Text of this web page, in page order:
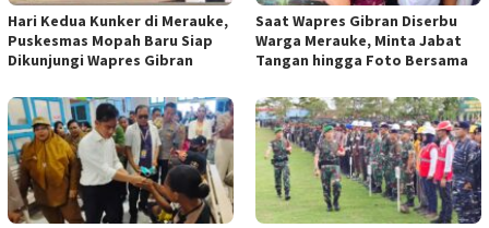
Hari Kedua Kunker di Merauke,
Puskesmas Mopah Baru Siap
Dikunjungi Wapres Gibran
Saat Wapres Gibran Diserbu
Warga Merauke, Minta Jabat
Tangan hingga Foto Bersama